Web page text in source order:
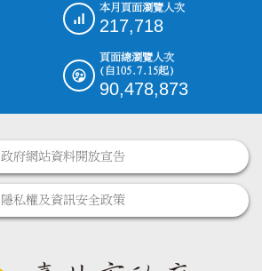
本月頁面瀏覽人次
217,718
頁面總瀏覽人次
(自105.7.15起)
90,478,873
政府網站資料開放宣告
隱私權及資訊安全政策